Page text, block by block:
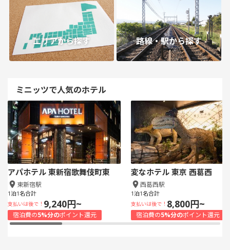
エリアから探す 路線・駅から探す
ミニッツで人気のホテル
アパホテル 東新宿歌舞伎町東
東新宿駅
1泊1名合計
支払いは後で！ 9,240円~
宿泊費の5%分のポイント還元
変なホテル 東京 西葛西
西葛西駅
1泊1名合計
支払いは後で！ 8,800円~
宿泊費の5%分のポイント還元